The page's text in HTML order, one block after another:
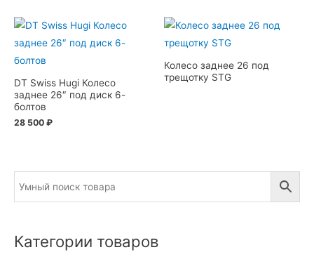
DT Swiss Hugi Колесо
заднее 26″ под диск 6-
болтов
28 500 ₽
Колесо заднее 26 под
трещотку STG
Категории товаров